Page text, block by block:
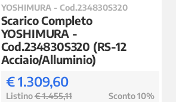
YOSHIMURA - Cod.234830S320
Scarico Completo
YOSHIMURA -
Cod.234830S320 (RS-12
Acciaio/Alluminio)
€ 1.309,60
Listino€ 1.455,11 Sconto 10%